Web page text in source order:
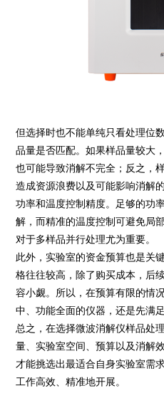
但选择时也不能单纯只看处理位
品量是否匹配。如果样品量较大
也可能导致消解不完全；反之，
造成资源浪费以及可能影响消解
功率和温度控制精度。足够的功
解，而精准的温度控制可避免局
对于多样品并行处理尤为重要。
此外，实验室的资金预算也是关
格往往较高，除了购买成本，后
容小觑。所以，在预算有限的情
中、功能全面的仪器，还是先满
总之，在选择微波消解仪样品处
量、实验室空间、预算以及消解
才能挑选出最适合自身实验室需
工作高效、精准地开展。